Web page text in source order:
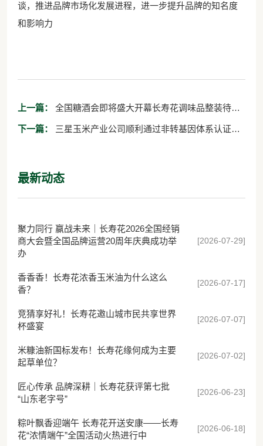
谈，推进品牌市场化发展进程，进一步提升品牌的知名度
和影响力
上一篇：
诚意相邀
下一篇：
最新动态
聚力同行 赢战未来｜长寿花2026全国经销
商大会暨全国品牌运营20周年庆典成功举
办
[2026-07-29]
香香香！长寿花浓香玉米油为什么这么
香？
[2026-07-17]
竞猜享好礼！长寿花邀山城市民共享世界
杯盛宴
[2026-07-07]
米糠油新国标发布！长寿花缘何成为主要
起草单位？
[2026-07-02]
匠心传承 品牌深耕｜长寿花获评第七批
“山东老字号”
[2026-06-23]
粽叶飘香迎端午 长寿花开送安康——长寿
花“浓情端午”全国活动火热进行中
[2026-06-18]